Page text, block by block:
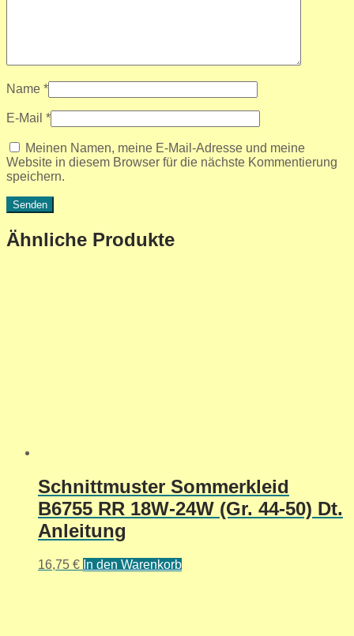
Name *
E-Mail *
Meinen Namen, meine E-Mail-Adresse und meine
Website in diesem Browser für die nächste Kommentierung
speichern.
Ähnliche Produkte
Schnittmuster Sommerkleid
B6755 RR 18W-24W (Gr. 44-50) Dt.
Anleitung
16,75 € In den Warenkorb